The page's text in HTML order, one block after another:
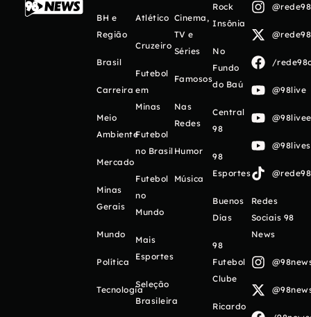
BH e
Região
Brasil
Carreira
Meio
Ambiente
Mercado
Minas
Gerais
Mundo
Política
Tecnologia
Atlético
Cruzeiro
Futebol
em
Minas
Futebol
no Brasil
Futebol
no
Mundo
Mais
Esportes
Seleção
Brasileira
Cinema,
TV e
Séries
Famosos
Nas
Redes
Humor
Música
Rock
Insônia
No
Fundo
do Baú
Central
98
98
Esportes
Buenos
Días
98
Futebol
Clube
Ricardo
/
@98live
Redes
Sociais 98
News